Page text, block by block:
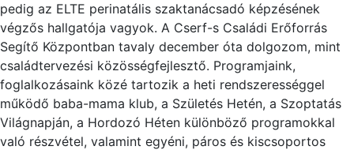
pedig az ELTE perinatális szaktanácsadó képzésének
végzős hallgatója vagyok. A Cserf-s Családi Erőforrás
Segítő Központban tavaly december óta dolgozom, mint
családtervezési közösségfejlesztő. Programjaink,
foglalkozásaink közé tartozik a heti rendszerességgel
működő baba-mama klub, a Születés Hetén, a Szoptatás
Világnapján, a Hordozó Héten különböző programokkal
való részvétel, valamint egyéni, páros és kiscsoportos